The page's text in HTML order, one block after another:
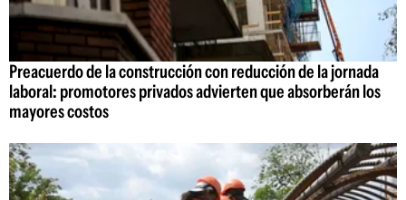
Preacuerdo de la construcción con reducción de la jornada
laboral: promotores privados advierten que absorberán los
mayores costos